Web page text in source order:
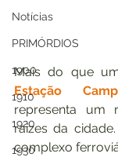
Notícias
PRIMÓRDIOS
1900
1910
1920
1930
Estação
representa um
raízes da
complexo